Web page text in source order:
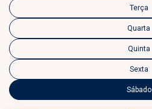
Terça
Quarta
Quinta
Sexta
Sábado